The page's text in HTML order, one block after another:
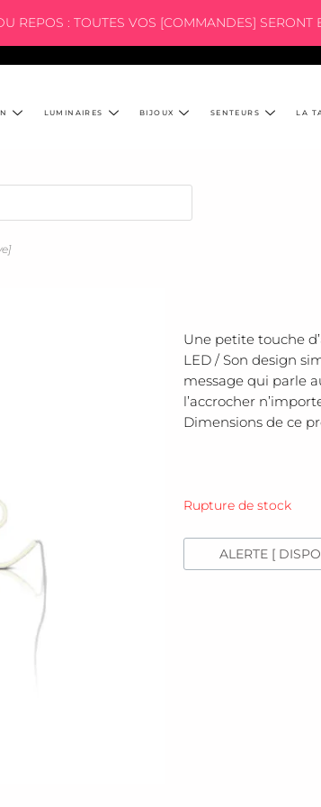
REPOS : TOUTES VOS [COMMANDES]
LUMINAIRES BIJOUX SENTEURS LA
Une petite touche
LED / Son design
message qui parle
l’accrocher
Dimensions de ce
Rupture de stock
ALERTE [